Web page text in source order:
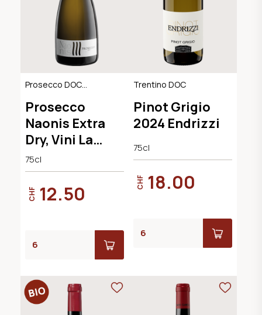
Prosecco DOC
Prosecco
Naonis Extra
Dry, Vini La
Delizia
75cl
CHF 12.50
Trentino DOC
Pinot Grigio
2024 Endrizzi
75cl
CHF 18.00